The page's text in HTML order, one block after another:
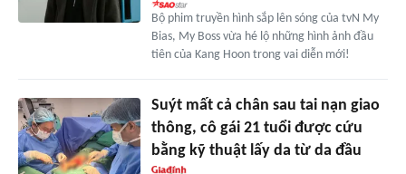
Bộ phim truyền hình sắp lên sóng của tvN My
Bias, My Boss vừa hé lộ những hình ảnh đầu
tiên của Kang Hoon trong vai diễn mới!
Suýt mất cả chân sau tai nạn giao
thông, cô gái 21 tuổi được cứu
bằng kỹ thuật lấy da từ da đầu